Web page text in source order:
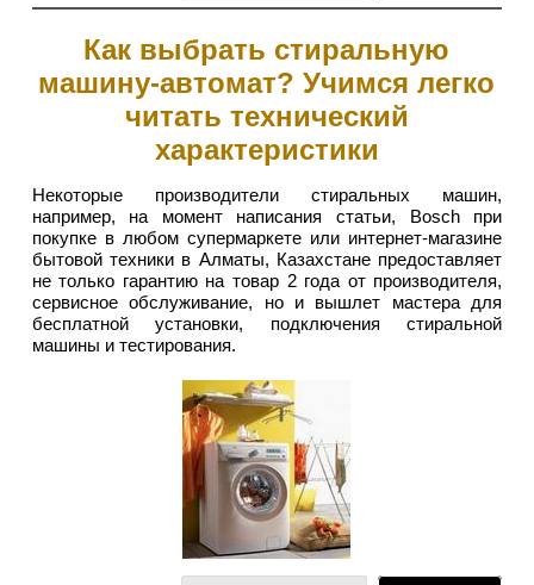
Как выбрать стиральную
машину-автомат? Учимся легко
читать технический
характеристики
Некоторые производители стиральных машин,
например, на момент написания статьи, Bosch при
покупке в любом супермаркете или интернет-магазине
бытовой техники в Алматы, Казахстане предоставляет
не только гарантию на товар 2 года от производителя,
сервисное обслуживание, но и вышлет мастера для
бесплатной установки, подключения стиральной
машины и тестирования.